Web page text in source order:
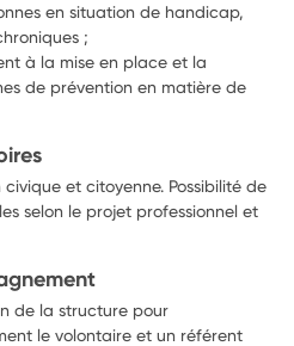
en situation de handicap,
;
à la mise en place et la
de prévention en matière de
des APS pour la santé ;
des bénéficiaires pour mesurer
les activités.
et citoyenne. Possibilité de
selon le projet professionnel et
de la structure pour
le volontaire et un référent